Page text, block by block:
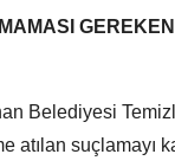
Belediyesi
atılan suçlamayı